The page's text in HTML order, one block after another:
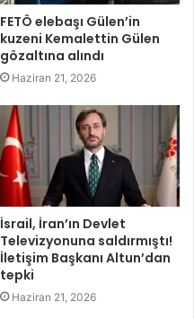
FETÖ elebaşı Gülen’in
kuzeni Kemalettin Gülen
gözaltına alındı
Haziran 21, 2026
İsrail, İran’ın Devlet
Televizyonuna saldırmıştı!
İletişim Başkanı Altun’dan
tepki
Haziran 21, 2026